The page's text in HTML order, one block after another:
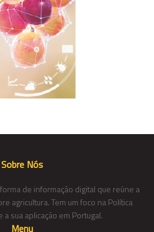
Sobre Nós
de informação digital que reúne a
agricultura. Tem um foco na Política
a sua aplicação em Portugal.
Menu